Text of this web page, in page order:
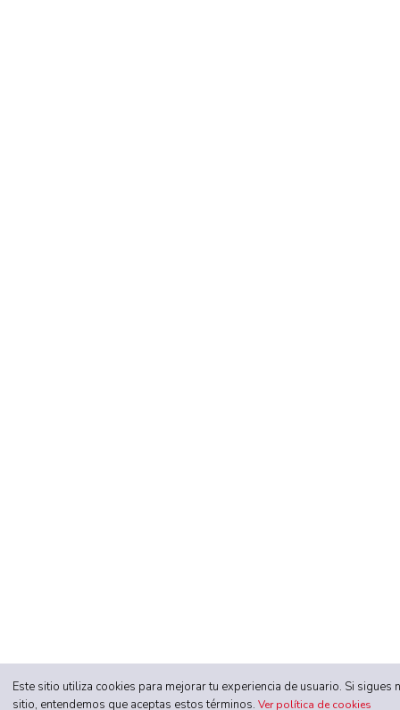
Este sitio utiliza cookies para mejorar tu experiencia de usuario. Si sigues
sitio, entendemos que aceptas estos términos.Ver política de cookies